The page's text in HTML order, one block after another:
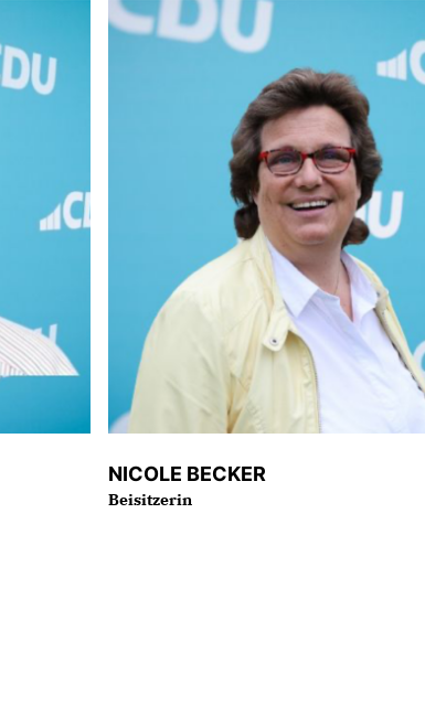
NICOLE BECKER
Beisitzerin